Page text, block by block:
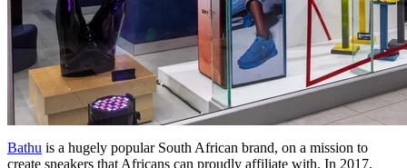
Bathu is a hugely popular South African brand, on a mission to
create sneakers that Africans can proudly affiliate with. In 2017,